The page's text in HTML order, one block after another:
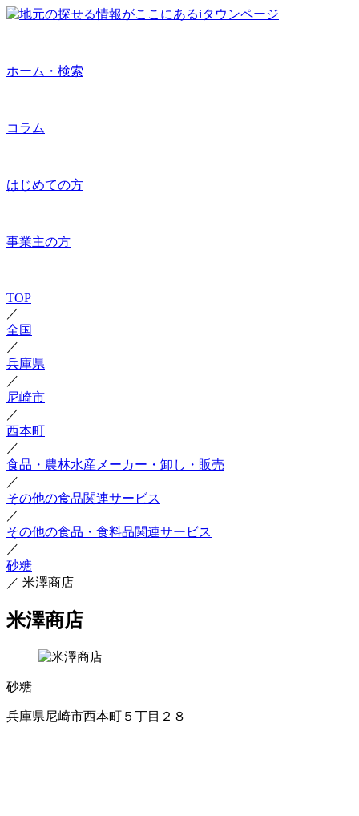
ホーム・検索
コラム
はじめての方
事業主の方
TOP
／
全国
／
兵庫県
／
尼崎市
／
西本町
／
食品・農林水産メーカー・卸し・販売
／
その他の食品関連サービス
／
その他の食品・食料品関連サービス
／
砂糖
／ 米澤商店
米澤商店
砂糖
兵庫県尼崎市西本町５丁目２８